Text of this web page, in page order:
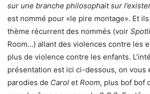
sur une branche philosophait sur
est nommé pour «le pire montage». Et
thème récurrent des nommés (voir
Room…) allant des violences contre les
plus de violence contre les enfants.
présentation est ici ci-dessous, on vous
parodies de Carol et Room, plus bof bof